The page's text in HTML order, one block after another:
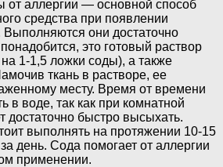
от аллергии — основной способ
средства при появлении
Выполняются они достаточно
это готовый раствор
1-1,5 ложки соды), а также
ткань в растворе, ее
месту. Время от времени
в воде, так как при комнатной
достаточно быстро высыхать.
выполнять на протяжении 10-15
день. Сода помогает от аллергии
применении.